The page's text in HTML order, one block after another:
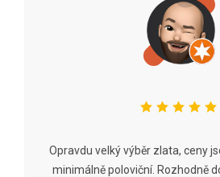
Opravdu velký výběr zlata, ceny
minimálně poloviční. Rozhodně